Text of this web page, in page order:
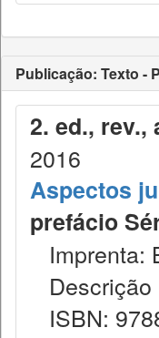
Publicação: Texto -
2. ed., rev.,
2016
Aspectos
prefácio
Imprenta:
Descrição
ISBN: